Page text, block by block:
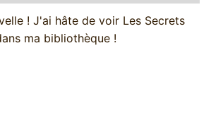
! J'ai hâte de voir Les Secrets
ma bibliothèque !